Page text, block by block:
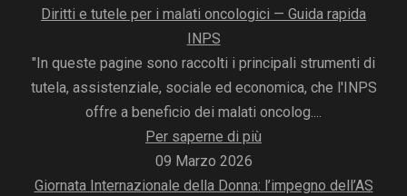
Diritti e tutele per i malati oncologici — Guida rapida
INPS
"In queste pagine sono raccolti i principali strumenti di
tutela, assistenziale, sociale ed economica, che l'INPS
offre a beneficio dei malati oncolog....
Per saperne di più
09 Marzo 2026
Giornata Internazionale della Donna: l’impegno dell’AS